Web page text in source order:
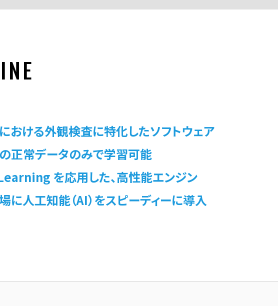
おける外観検査に特化したソフトウェア
正常データのみで学習可能
を応用した、高性能エンジン
に人工知能（AI）をスピーディーに導入